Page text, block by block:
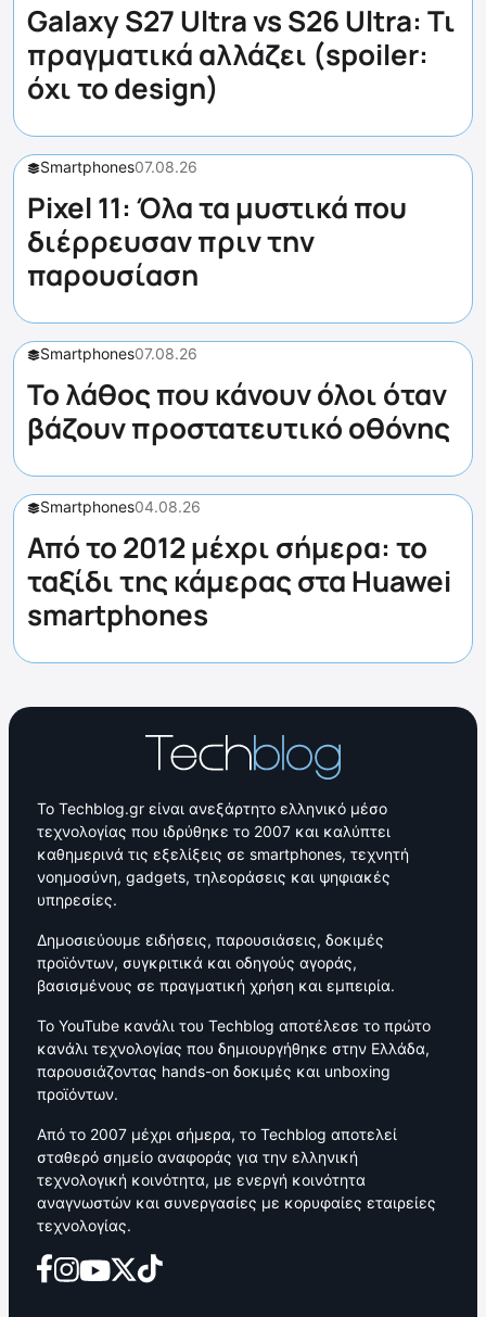
Galaxy S27 Ultra vs S26 Ultra: Τι
πραγματικά αλλάζει (spoiler:
όχι το design)
Smartphones07.08.26
Pixel 11: Όλα τα μυστικά που
διέρρευσαν πριν την
παρουσίαση
Smartphones07.08.26
Το λάθος που κάνουν όλοι όταν
βάζουν προστατευτικό οθόνης
Smartphones04.08.26
Από το 2012 μέχρι σήμερα: το
ταξίδι της κάμερας στα Huawei
smartphones
Το Techblog.gr είναι ανεξάρτητο ελληνικό μέσο
τεχνολογίας που ιδρύθηκε το 2007 και καλύπτει
καθημερινά τις εξελίξεις σε smartphones, τεχνητή
νοημοσύνη, gadgets, τηλεοράσεις και ψηφιακές
υπηρεσίες.
Δημοσιεύουμε ειδήσεις, παρουσιάσεις, δοκιμές
προϊόντων, συγκριτικά και οδηγούς αγοράς,
βασισμένους σε πραγματική χρήση και εμπειρία.
Το YouTube κανάλι του Techblog αποτέλεσε το πρώτο
κανάλι τεχνολογίας που δημιουργήθηκε στην Ελλάδα,
παρουσιάζοντας hands-on δοκιμές και unboxing
προϊόντων.
Από το 2007 μέχρι σήμερα, το Techblog αποτελεί
σταθερό σημείο αναφοράς για την ελληνική
τεχνολογική κοινότητα, με ενεργή κοινότητα
αναγνωστών και συνεργασίες με κορυφαίες εταιρείες
τεχνολογίας.